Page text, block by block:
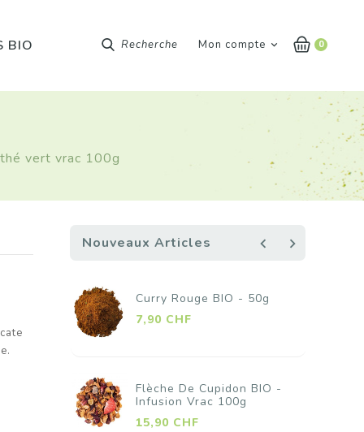
BIO 0
Mon compte
Recherche
vert vrac 100g
Nouveaux Articles navigate_before navigate_next
Curry Fort BIO - 50g
5,90 CHFPrix
Baies Fleuries BIO -
Infusion Vrac 100g
15,90 CHFPrix